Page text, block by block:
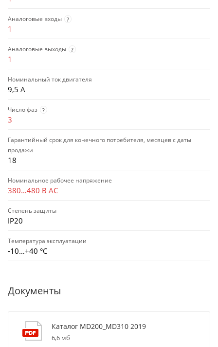
Аналоговые входы ?
1
Аналоговые выходы ?
1
Номинальный ток двигателя
9,5 А
Число фаз ?
3
Гарантийный срок для конечного потребителя, месяцев с даты
продажи
18
Номинальное рабочее напряжение
380…480 В AC
Степень защиты
IP20
Температура эксплуатации
-10…+40 °С
Документы
Каталог MD200_MD310 2019
6,6 мб